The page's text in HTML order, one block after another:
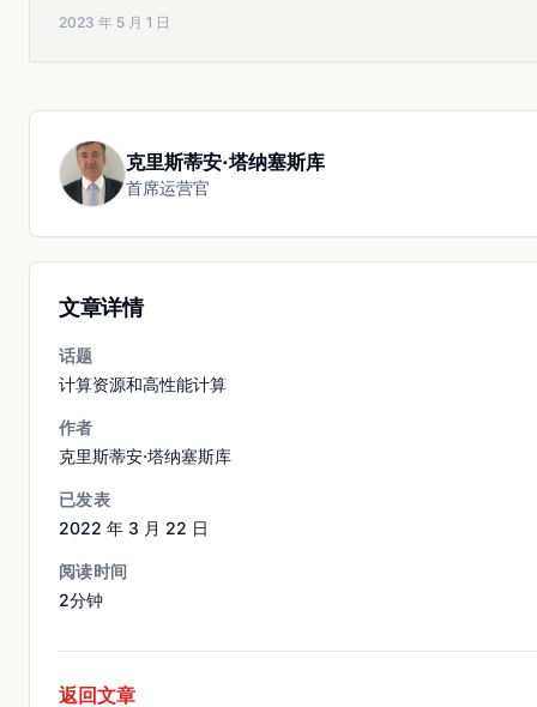
2023 年 5 月 1 日
克里斯蒂安·塔纳塞斯库
首席运营官
文章详情
话题
计算资源和高性能计算
作者
克里斯蒂安·塔纳塞斯库
已发表
2022 年 3 月 22 日
阅读时间
2分钟
返回文章